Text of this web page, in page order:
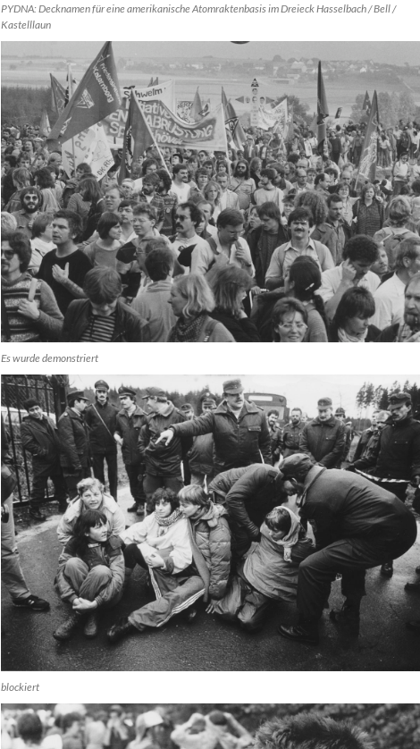
PYDNA: Decknamen für eine amerikanische Atomraktenbasis im Dreieck Hasselbach / Bell /
Kastelllaun
Es wurde demonstriert
blockiert